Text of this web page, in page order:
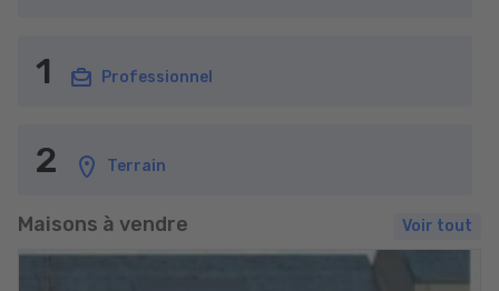
1 Professionnel
2 Terrain
Maisons à vendre Voir tout